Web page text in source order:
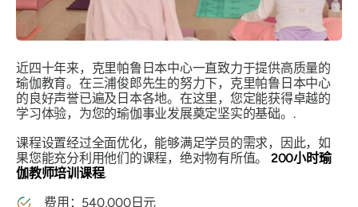
近四十年来，克里帕鲁日本中心一直致力于提供高质量的
瑜伽教育。在三浦俊郎先生的努力下，克里帕鲁日本中心
的良好声誉已遍及日本各地。在这里，您定能获得卓越的
学习体验，为您的瑜伽事业发展奠定坚实的基础。.
课程设置经过全面优化，能够满足学员的需求，因此，如
果您能充分利用他们的课程，绝对物有所值。 200小时瑜
伽教师培训课程.
费用：540,000日元